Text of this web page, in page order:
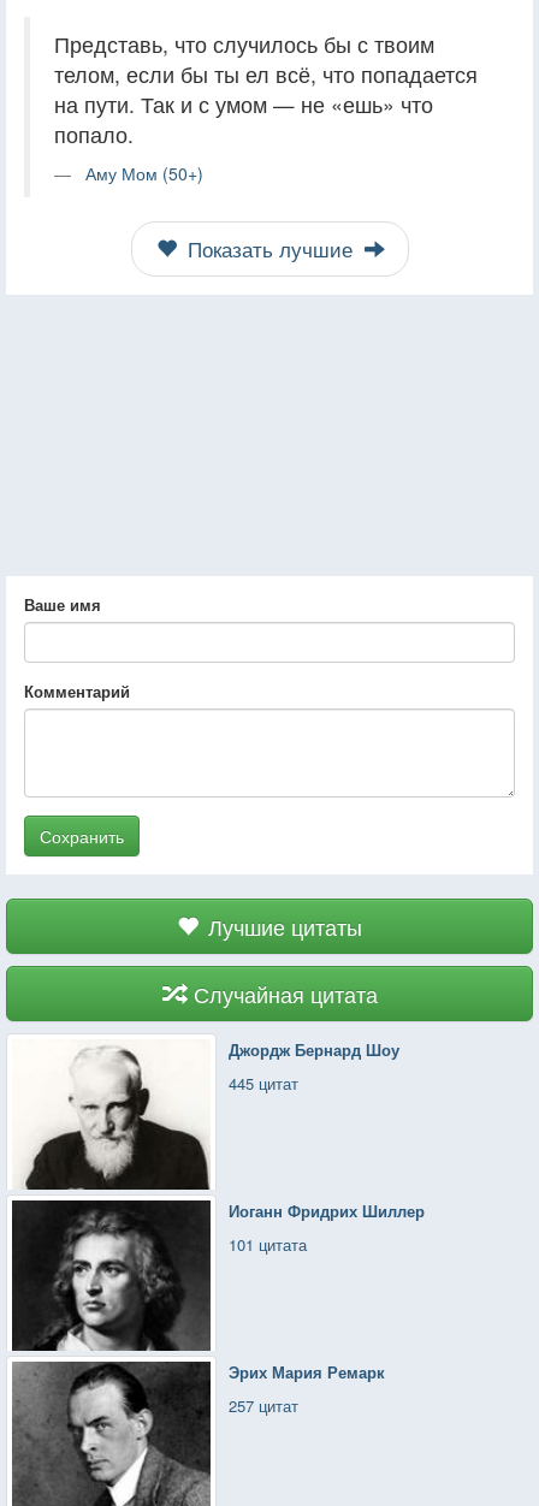
Представь, что случилось бы с твоим
телом, если бы ты ел всё, что попадается
на пути. Так и с умом — не «ешь» что
попало.
Аму Мом (50+)
Показать лучшие
Ваше имя
Комментарий
Сохранить
Лучшие цитаты
Случайная цитата
Джордж Бернард Шоу
445 цитат
Иоганн Фридрих Шиллер
101 цитата
Эрих Мария Ремарк
257 цитат